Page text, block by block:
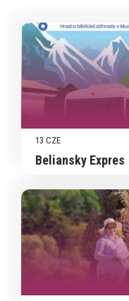
13 CZE
Beliansky Expres